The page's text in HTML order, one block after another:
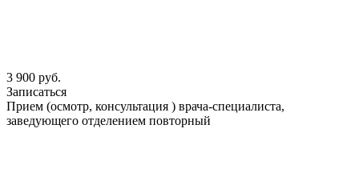
3 900 руб.
Записаться
Прием (осмотр, консультация ) врача-специалиста,
заведующего отделением повторный